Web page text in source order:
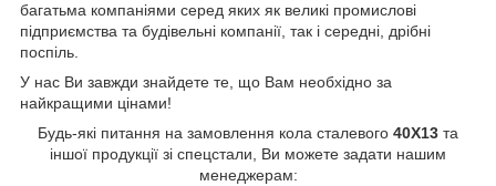
багатьма компаніями серед яких як великі промислові
підприємства та будівельні компанії, так і середні, дрібні
поспіль.
У нас Ви завжди знайдете те, що Вам необхідно за
найкращими цінами!
Будь-які питання на замовлення кола сталевого 40Х13 та
іншої продукції зі спецстали, Ви можете задати нашим
менеджерам: